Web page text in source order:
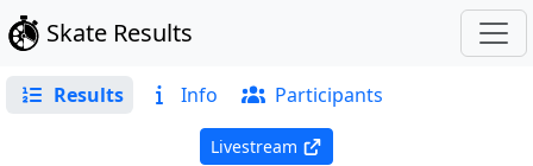
Skate Results
Results Info Participants
Livestream